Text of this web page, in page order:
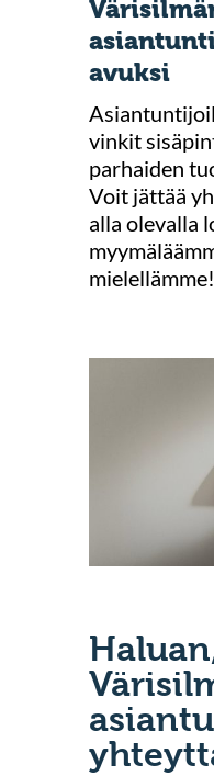
avuksi
vinkit
parhaiden
Voit jättää
alla olevalla
mielellämme!